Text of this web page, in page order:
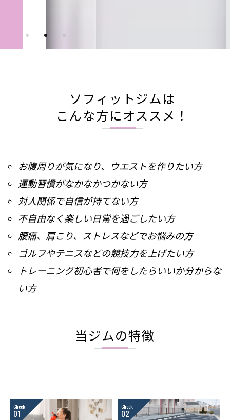
ソフィットジムは
こんな方にオススメ！
お腹周りが気になり、ウエストを作りたい方
運動習慣がなかなかつかない方
対人関係で自信が持てない方
不自由なく楽しい日常を過ごしたい方
腰痛、肩こり、ストレスなどでお悩みの方
ゴルフやテニスなどの競技力を上げたい方
トレーニング初心者で何をしたらいいか分からな
い方
当ジムの特徴
Check
01
Check
02